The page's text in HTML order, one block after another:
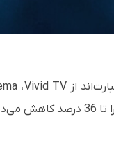
Vivid TV،